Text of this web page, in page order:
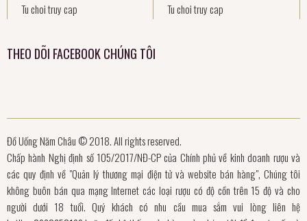
Tu choi truy cap
Tu choi truy cap
THEO DÕI FACEBOOK CHÚNG TÔI
Đồ Uống Năm Châu © 2018. All rights reserved.
Chấp hành Nghị định số 105/2017/NĐ-CP của Chính phủ về kinh doanh rượu và
các quy định về "Quản lý thương mại điện tử và website bán hàng", Chúng tôi
không buôn bán qua mạng Internet các loại rượu có độ cồn trên 15 độ và cho
người dưới 18 tuổi. Quý khách có nhu cầu mua sắm vui lòng liên hệ